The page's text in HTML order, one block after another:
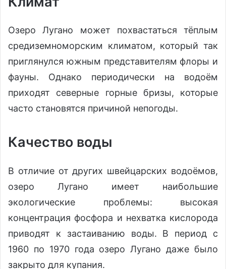
Озеро Лугано может похвастаться тёплым
средиземноморским климатом, который так
приглянулся южным представителям флоры и
фауны. Однако периодически на водоём
приходят северные горные бризы, которые
часто становятся причиной непогоды.
Качество воды
В отличие от других швейцарских водоёмов,
озеро Лугано имеет наибольшие
экологические проблемы: высокая
концентрация фосфора и нехватка кислорода
приводят к застаиванию воды. В период с
1960 по 1970 года озеро Лугано даже было
закрыто для купания.